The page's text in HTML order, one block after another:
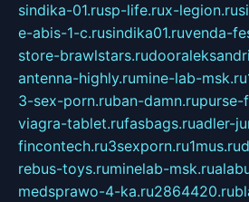
sindika-01.rusp-life.rux-legion.ru
e-abis-1-c.rusindika01.ruvenda-
store-brawlstars.ru
antenna-highly.rumine-lab-msk.ru
3-sex-porn.ruban-damn.rupurse-
viagra-tablet.rufasbags.ruadler-
fincontech.ru3sexporn.ru1mus.ru
rebus-toys.ruminelab-msk.ru
medsprawo-4-ka.ru2864420.ru